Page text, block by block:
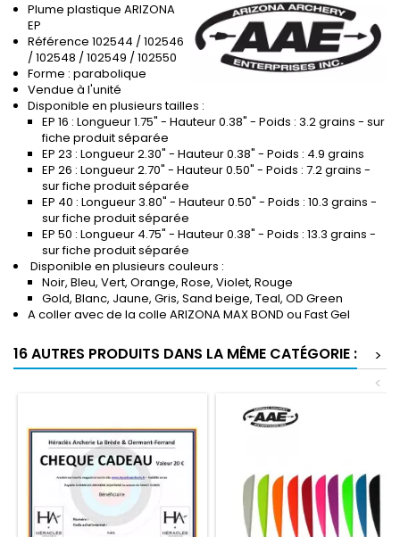
Plume plastique ARIZONA
EP
Référence 102544 / 102546
/ 102548 / 102549 / 102550
Forme : parabolique
Vendue à l'unité
Disponible en plusieurs tailles :
EP 16 : Longueur 1.75" - Hauteur 0.38" - Poids : 3.2 grains - sur
fiche produit séparée
EP 23 : Longueur 2.30" - Hauteur 0.38" - Poids : 4.9 grains
EP 26 : Longueur 2.70" - Hauteur 0.50" - Poids : 7.2 grains -
sur fiche produit séparée
EP 40 : Longueur 3.80" - Hauteur 0.50" - Poids : 10.3 grains -
sur fiche produit séparée
EP 50 : Longueur 4.75" - Hauteur 0.38" - Poids : 13.3 grains -
sur fiche produit séparée
Disponible en plusieurs couleurs :
Noir, Bleu, Vert, Orange, Rose, Violet, Rouge
Gold, Blanc, Jaune, Gris, Sand beige, Teal, OD Green
A coller avec de la colle ARIZONA MAX BOND ou Fast Gel
16 AUTRES PRODUITS DANS LA MÊME CATÉGORIE :
>
<